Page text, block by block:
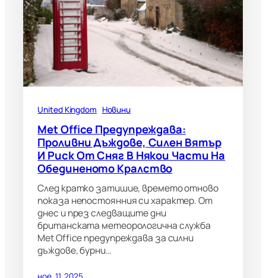
United Kingdom Новини
Met Office Предупреждава:
Проливни Дъждове, Силен Вятър
И Риск От Сняг В Някои Части На
Обединеното Кралство
След кратко затишие, времето отново
показа непостоянния си характер. От
днес и през следващите дни
британската метеорологична служба
Met Office предупреждава за силни
дъждове, бурни…